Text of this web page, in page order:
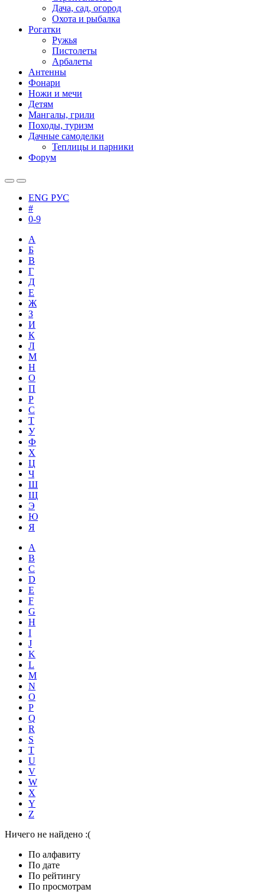
Дача, сад, огород
Охота и рыбалка
Рогатки
Ружья
Пистолеты
Арбалеты
Антенны
Фонари
Ножи и мечи
Детям
Мангалы, грили
Походы, туризм
Дачные самоделки
Теплицы и парники
Форум
ENG РУС
#
0-9
А
Б
В
Г
Д
Е
Ж
З
И
К
Л
М
Н
О
П
Р
С
Т
У
Ф
Х
Ц
Ч
Ш
Щ
Э
Ю
Я
A
B
C
D
E
F
G
H
I
J
K
L
M
N
O
P
Q
R
S
T
U
V
W
X
Y
Z
Ничего не найдено :(
По алфавиту
По дате
По рейтингу
По просмотрам